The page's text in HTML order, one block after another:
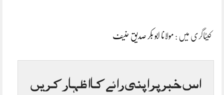
کیٹاگری میں : مولانا ابو بکر صدیق حنیف
اس خبر پر اپنی رائے کا اظہار کریں